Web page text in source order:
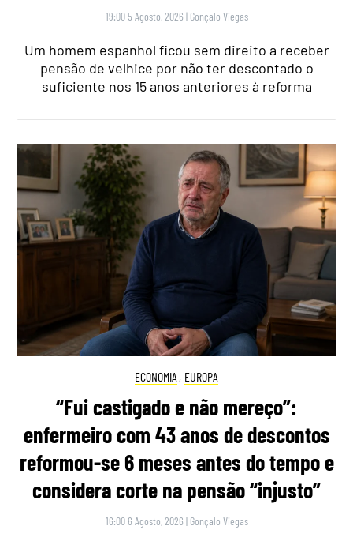
19:00 5 Agosto, 2026 | Gonçalo Viegas
Um homem espanhol ficou sem direito a receber
pensão de velhice por não ter descontado o
suficiente nos 15 anos anteriores à reforma
ECONOMIA , EUROPA
“Fui castigado e não mereço”:
enfermeiro com 43 anos de descontos
reformou-se 6 meses antes do tempo e
considera corte na pensão “injusto”
16:00 6 Agosto, 2026 | Gonçalo Viegas